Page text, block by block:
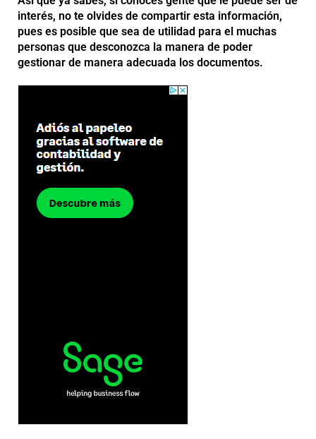
interés, no te olvides de compartir esta información,
pues es posible que sea de utilidad para el muchas
personas que desconozca la manera de poder
gestionar de manera adecuada los documentos.